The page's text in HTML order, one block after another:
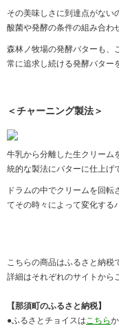
その美味しさに到達点がない
酸菌や発酵の条件の組み合わ
森林ノ牧場の発酵バターも、
常に追求し続ける発酵バター
＜チャーニング製法＞
牛乳から分離した生クリーム
統的な製法にバターに仕上げ
ドラムの中でクリームを回
てその時々によって変化する
こちらの商品はふるさと納税
詳細はそれぞれのサイトから
【那須町のふるさと納税】
●ふるさとチョイスは こちら